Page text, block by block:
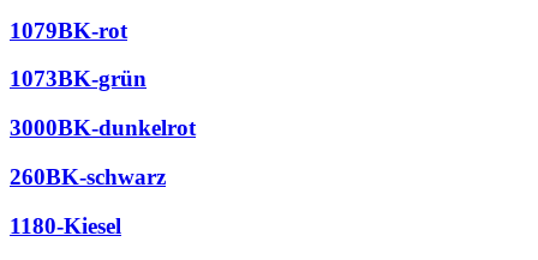
1079BK-rot
1073BK-grün
3000BK-dunkelrot
260BK-schwarz
1180-Kiesel